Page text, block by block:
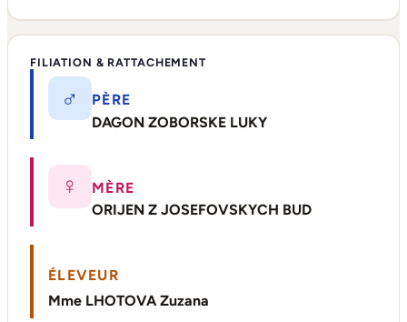
FILIATION & RATTACHEMENT
♂
PÈRE
DAGON ZOBORSKE LUKY
♀
MÈRE
ORIJEN Z JOSEFOVSKYCH BUD
ÉLEVEUR
Mme LHOTOVA Zuzana